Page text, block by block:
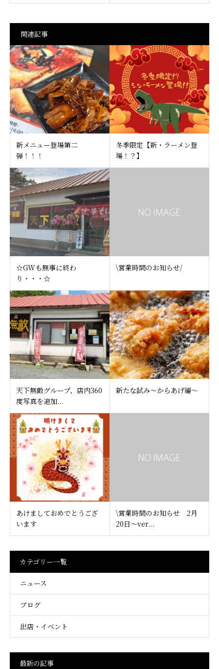
関連記事
新メニュー登場第二
弾！！！
冬季限定【新・ラーメン登
場！？】
☆GWも無事に終わ
り・・・☆
\営業時間のお知らせ/
天下無敵グループ、店内360
度写真を追加...
新たな試み〜からあげ編〜
あけましておめでとうござ
います
\営業時間のお知らせ 2月
20日～ver...
カテゴリー一覧
ニュース
ブログ
出店・イベント
最新の記事